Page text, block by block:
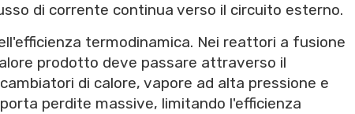
di corrente continua verso il circuito esterno.
termodinamica. Nei reattori a fusione
prodotto deve passare attraverso il
di calore, vapore ad alta pressione e
perdite massive, limitando l'efficienza